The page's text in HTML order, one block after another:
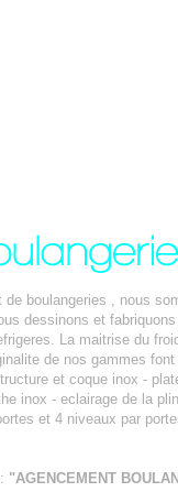
boulangeries , nous
dessinons et
La maitrise du
de nos gammes
et coque inox -
inox - eclairage de la
et 4 niveaux par
"AGENCEMENT